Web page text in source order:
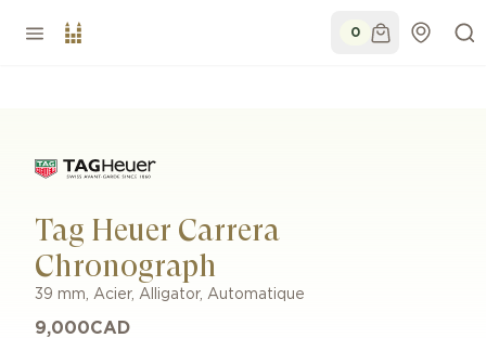
0
Tag Heuer Carrera
Chronograph
39 mm, Acier, Alligator, Automatique
9,000CAD